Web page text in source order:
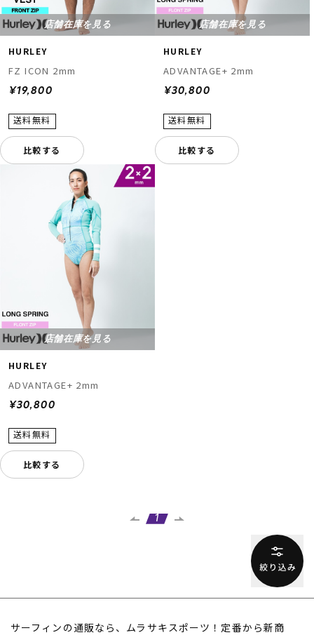
店舗在庫を見る
HURLEY
FZ ICON 2mm
¥19,800
比較する
店舗在庫を見る
HURLEY
ADVANTAGE+ 2mm
¥30,800
比較する
店舗在庫を見る
HURLEY
ADVANTAGE+ 2mm
¥30,800
比較する
1
サーフィンの通販なら、ムラサキスポーツ！定番から新商